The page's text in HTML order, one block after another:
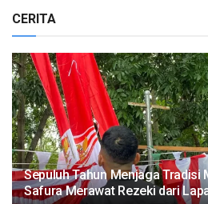
CERITA
Sepuluh Tahun Menjaga Tradisi
Safura Merawat Rezeki dari